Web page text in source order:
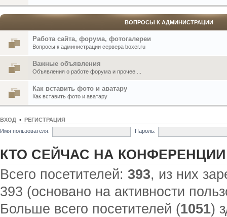
ВОПРОСЫ К АДМИНИСТРАЦИИ
Работа сайта, форума, фотогалереи
Вопросы к администрации сервера boxer.ru
Важные объявления
Объявления о работе форума и прочее ...
Как вставить фото и аватару
Как вставить фото и аватару
ВХОД • РЕГИСТРАЦИЯ
Имя пользователя:
Пароль:
КТО СЕЙЧАС НА КОНФЕРЕНЦИИ
Всего посетителей: 393, из них
393 (основано на активности
Больше всего посетителей (1051)